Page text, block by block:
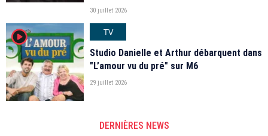
30 juillet 2026
player2
TV
Studio Danielle et Arthur débarquent dans
"L’amour vu du pré" sur M6
29 juillet 2026
DERNIÈRES NEWS